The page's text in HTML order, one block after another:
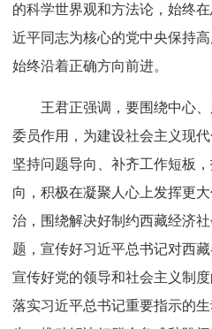
的科学世界观和方法论，始终
近平同志为核心的党中央保持
始终沿着正确方向前进。
王君正强调，要围绕中心
委员作用，为建设社会主义现
坚持问题导向、补齐工作短板
向，积极在凝聚人心上发挥更
治，围绕解决好制约西藏经济
题，宣传好习近平总书记对西
宣传好党的领导和社会主义制
落实习近平总书记重要指示的